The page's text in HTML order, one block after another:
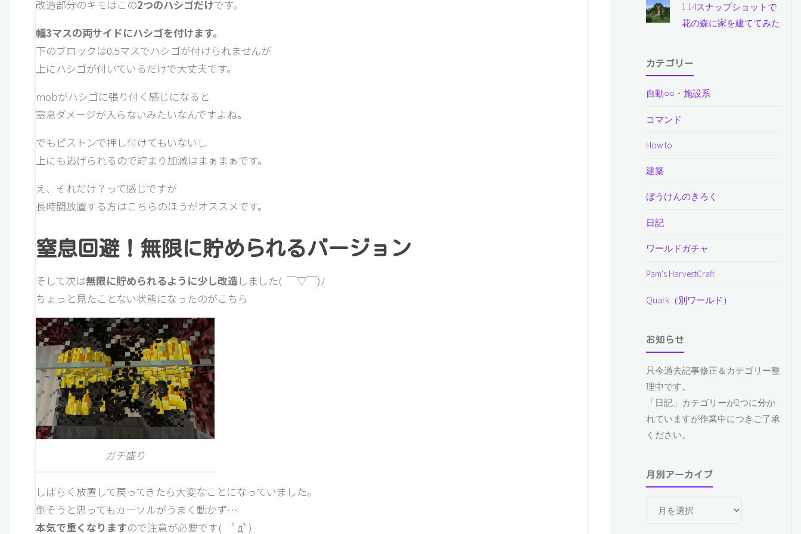
改造部分のキモはこの2つのハシゴだけです。
幅3マスの両サイドにハシゴを付けます。
下のブロックは0.5マスでハシゴが付けられませんが
上にハシゴが付いているだけで大丈夫です。
mobがハシゴに張り付く感じになると
窒息ダメージが入らないみたいなんですよね。
でもピストンで押し付けてもいないし
上にも逃げられるので貯まり加減はまぁまぁです。
え、それだけ？って感じですが
長時間放置する方はこちらのほうがオススメです。
窒息回避！無限に貯められるバージョン
そして次は無限に貯められるように少し改造しました( ￣▽￣)ﾉ
ちょっと見たことない状態になったのがこちら
ガチ盛り
しばらく放置して戻ってきたら大変なことになっていました。
倒そうと思ってもカーソルがうまく動かず…
本気で重くなりますので注意が必要です( ﾟдﾟ)
1.14スナップショットで
花の森に家を建ててみた
カテゴリー
自動○○・施設系
コマンド
How to
建築
ぼうけんのきろく
日記
ワールドガチャ
Pam's HarvestCraft
Quark（別ワールド）
お知らせ
只今過去記事修正＆カテゴリー整
理中です。
「日記」カテゴリーが2つに分か
れていますが作業中につきご了承
ください。
月別アーカイブ